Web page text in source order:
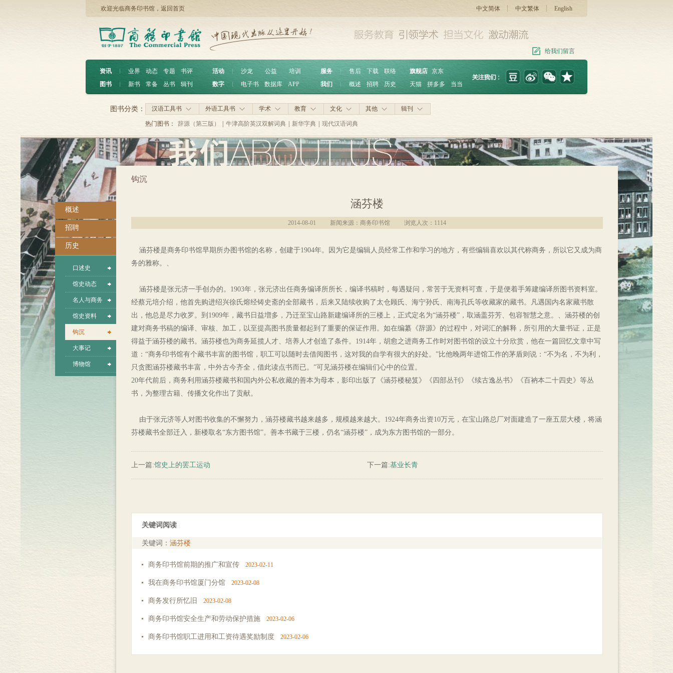
欢迎光临商务印书馆， 返回首页 中文简体 中文繁体 English
给我们留言
资讯 ︱ 业界 动态 专题
书评
图书
︱ 新书 常备 丛书 辑刊
活动 沙龙 公益
培训
数字
电子书 数据库 APP
服务 ︱ 售后 下载
联络
我们
概述 招聘 历史
旗舰店 京东
天猫
拼多多 当当
汉语工具书 外语工具书 学术 教育 文化 其他 辑刊
图书分类：
热门图书： 辞源（第三版） 牛津高阶英汉双解词典 新华字典 现代汉语词典
概述
招聘
历史
口述史
馆史动态
名人与商务
馆史资料
钩沉
大事记
博物馆
钩沉
涵芬楼
2014-08-01 新闻来源：商务印书馆 浏览人次： 1114
涵芬楼是商务印书馆早期所办图书馆的名称，创建于1904年。因为它是编辑人员经常工作和学习的地方，有些编辑喜欢以其代称商务，所以它又成为商
务的雅称。、
涵芬楼是张元济一手创办的。1903年，张元济出任商务编译所所长，编译书稿时，每遇疑问，常苦于无资料可查，于是便着手筹建编译所图书资料室。
经蔡元培介绍，他首先购进绍兴徐氏熔经铸史斋的全部藏书，后来又陆续收购了太仓顾氏、海宁孙氏、南海孔氏等收藏家的藏书。凡遇国内名家藏书散
出，他总是尽力收罗。到1909年，藏书日益増多，乃迁至宝山路新建编译所的三楼上，正式定名为“涵芬楼”，取涵盖芬芳、包容智慧之意。、涵芬楼的创
建对商务书稿的编译、审核、加工，以至提高图书质量都起到了重要的保证作用。如在编纂《辞源》的过程中，对词汇的解释，所引用的大量书证，正是
得益于涵芬楼的藏书。涵芬楼也为商务延揽人才、培养人才创造了条件。1914年，胡愈之进商务工作时对图书馆的设立十分欣赏，他在一篇回忆文章中写
道：“商务印书馆有个藏书丰富的图书馆，职工可以随时去借阅图书，这对我的自学有很大的好处。”比他晚两年进馆工作的茅盾则说：“不为名，不为利，
只贪图涵芬楼藏书丰富，中外古今齐全，借此读点书而已。”可见涵芬楼在编辑们心中的位置。
20年代前后，商务利用涵芬楼藏书和国内外公私收藏的善本为母本，影印出版了《涵芬楼秘笈》《四部丛刊》《续古逸丛书》《百衲本二十四史》等丛
书，为整理古籍、传播文化作出了贡献。
由于张元济等人对图书收集的不懈努力，涵芬楼藏书越来越多，规模越来越大。1924年商务出资10万元，在宝山路总厂对面建造了一座五层大楼，将涵
芬楼藏书全部迁入，新楼取名“东方图书馆”。善本书藏于三楼，仍名“涵芬楼”，成为东方图书馆的一部分。
上一篇:馆史上的罢工运动 下一篇:基业长青
关键词阅读
关键词： 涵芬楼
商务印书馆前期的推广和宣传 2023-02-11
我在商务印书馆厦门分馆 2023-02-08
商务发行所忆旧 2023-02-08
商务印书馆安全生产和劳动保护措施 2023-02-06
商务印书馆职工进用和工资待遇奖励制度 2023-02-06